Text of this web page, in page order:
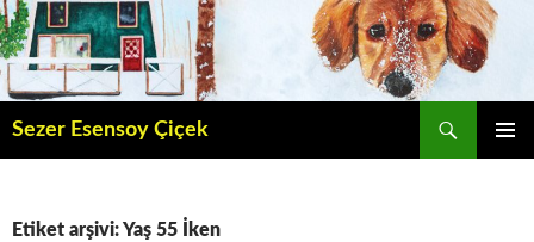
İçeriğe
atla
Sezer Esensoy Çiçek
Etiket arşivi: Yaş 55 İken